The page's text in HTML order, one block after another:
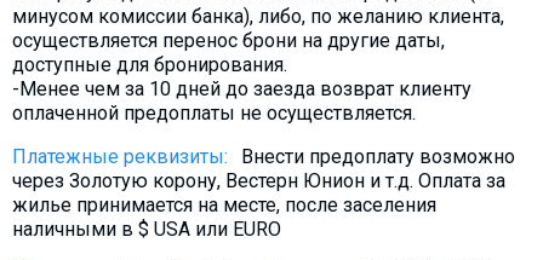
минусом комиссии банка), либо, по желанию клиента,
осуществляется перенос брони на другие даты,
доступные для бронирования.
-Менее чем за 10 дней до заезда возврат клиенту
оплаченной предоплаты не осуществляется.
Платежные реквизиты:
Внести предоплату возможно
через Золотую корону, Вестерн Юнион и т.д. Оплата за
жилье принимается на месте, после заселения
наличными в $ USA или EURO